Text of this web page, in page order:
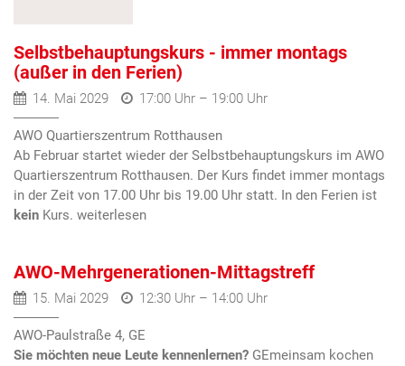
Selbstbehauptungskurs - immer montags
(außer in den Ferien)
14. Mai 2029 17:00 Uhr – 19:00 Uhr
AWO Quartierszentrum Rotthausen
Ab Februar startet wieder der Selbstbehauptungskurs im AWO
Quartierszentrum Rotthausen. Der Kurs findet immer montags
in der Zeit von 17.00 Uhr bis 19.00 Uhr statt. In den Ferien ist
kein Kurs.
AWO-Mehrgenerationen-Mittagstreff
15. Mai 2029 12:30 Uhr – 14:00 Uhr
AWO-Paulstraße 4, GE
Sie möchten neue Leute kennenlernen? GEmeinsam kochen